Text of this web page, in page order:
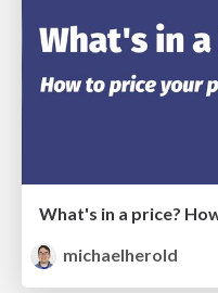
michaelherold